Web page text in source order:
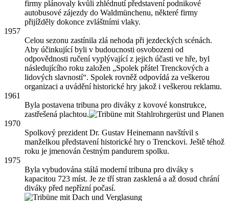
firmy plánovaly kvůli zhlédnutí představení podnikové
autobusové zájezdy do Waldmünchenu, některé firmy
přijížděly dokonce zvláštními vlaky.
1957
Celou sezonu zastínila zlá nehoda při jezdeckých scénách.
Aby účinkující byli v budoucnosti osvobozeni od
odpovědnosti ručení vyplývající z jejich účasti ve hře, byl
následujícího roku založen „Spolek přátel Trenckových a
lidových slavností“. Spolek rovněž odpovídá za veškerou
organizaci a uvádění historické hry jakož i veškerou reklamu.
1961
Byla postavena tribuna pro diváky z kovové konstrukce,
zastřešená plachtou.
1970
Spolkový prezident Dr. Gustav Heinemann navštívil s
manželkou představení historické hry o Trenckovi. Ještě téhož
roku je jmenován čestným pandurem spolku.
1975
Byla vybudována stálá moderní tribuna pro diváky s
kapacitou 723 míst. Je ze tří stran zasklená a až dosud chrání
diváky před nepřízní počasí.